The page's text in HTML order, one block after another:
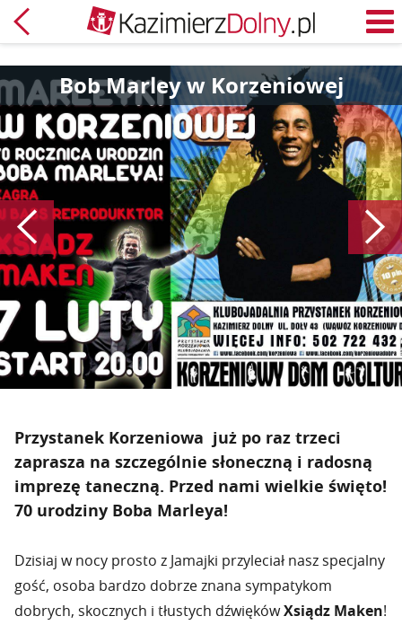
Powrót
Bob Marley w Korzeniowej
Poprzedni
Przystanek Korzeniowa już po raz trzeci
zaprasza na szczególnie słoneczną i radosną
imprezę taneczną. Przed nami wielkie święto!
70 urodziny Boba Marleya!
Dzisiaj w nocy prosto z Jamajki przyleciał nasz specjalny
gość, osoba bardzo dobrze znana sympatykom
dobrych, skocznych i tłustych dźwiękówXsiądz Maken!